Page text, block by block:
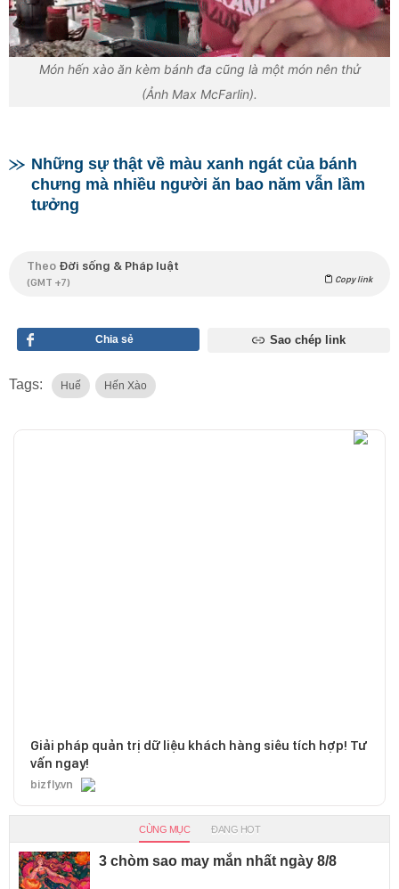
Món hến xào ăn kèm bánh đa cũng là một món nên thử
(Ảnh Max McFarlin).
Những sự thật về màu xanh ngát của bánh
chưng mà nhiều người ăn bao năm vẫn lầm
tưởng
Theo Đời sống & Pháp luật
(GMT +7) Copy link
Chia sẻ Sao chép link
Tags: Huế Hến Xào
Giải pháp quản trị dữ liệu khách hàng siêu tích hợp! Tư
vấn ngay!
bizfly.vn
CÙNG MỤC ĐANG HOT
3 chòm sao may mắn nhất ngày 8/8